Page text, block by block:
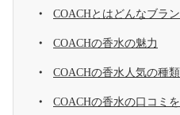
COACHとはどんなブラ
COACHの香水の魅力
COACHの香水人気の種
COACHの香水の口コミ